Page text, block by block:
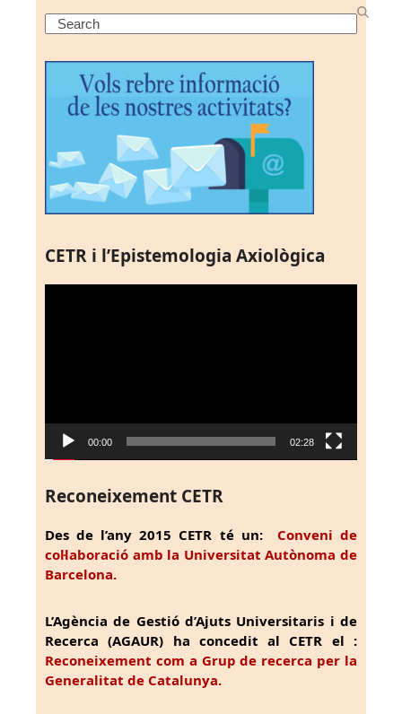
Search
CETR i l’Epistemologia Axiològica
00:00 02:28
Reconeixement CETR
Des de l’any 2015 CETR té un: Conveni de
col·laboració amb la Universitat Autònoma de
Barcelona.
L’Agència de Gestió d’Ajuts Universitaris i de
Recerca (AGAUR) ha concedit al CETR el :
Reconeixement com a Grup de recerca per la
Generalitat de Catalunya.